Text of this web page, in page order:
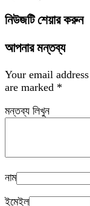
নিউজটি শেয়ার করুন
আপনার মন্তব্য
Your email
are marked *
মন্তব্য লিখুন
নাম
ইমেইল